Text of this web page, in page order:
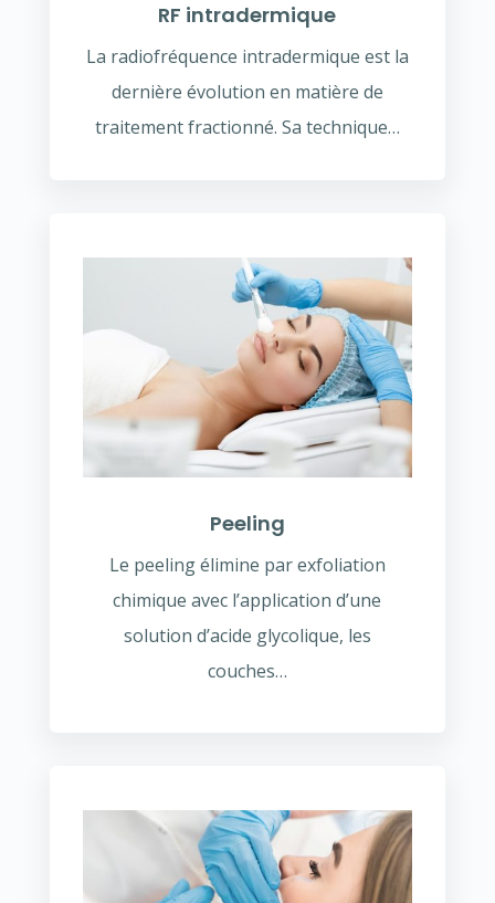
RF intradermique
La radiofréquence intradermique est la
dernière évolution en matière de
traitement fractionné. Sa technique…
Peeling
Le peeling élimine par exfoliation
chimique avec l’application d’une
solution d’acide glycolique, les
couches…